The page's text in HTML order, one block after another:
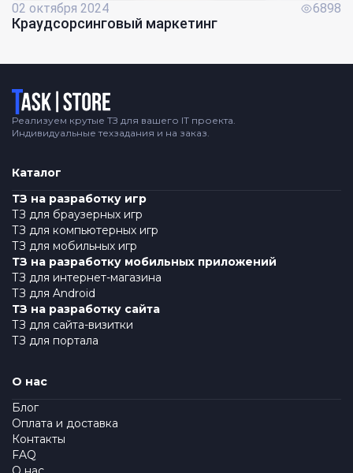
02 октября 2024 6898
Краудсорсинговый маркетинг
Логотип
Реализуем крутые ТЗ для вашего IT проекта.
Индивидуальные техзадания и на заказ.
Каталог
ТЗ на разработку игр
ТЗ для браузерных игр
ТЗ для компьютерных игр
ТЗ для мобильных игр
ТЗ на разработку мобильных приложений
ТЗ для интернет-магазина
ТЗ для Android
ТЗ на разработку сайта
ТЗ для сайта-визитки
ТЗ для портала
О нас
Блог
Оплата и доставка
Контакты
FAQ